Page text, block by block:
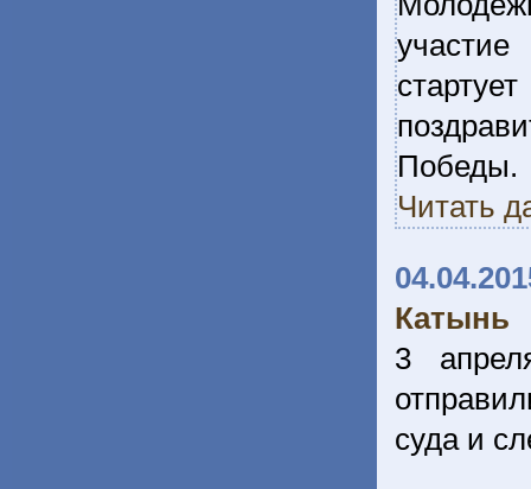
участие
Победы.
Читать
Катынь
3
суда и